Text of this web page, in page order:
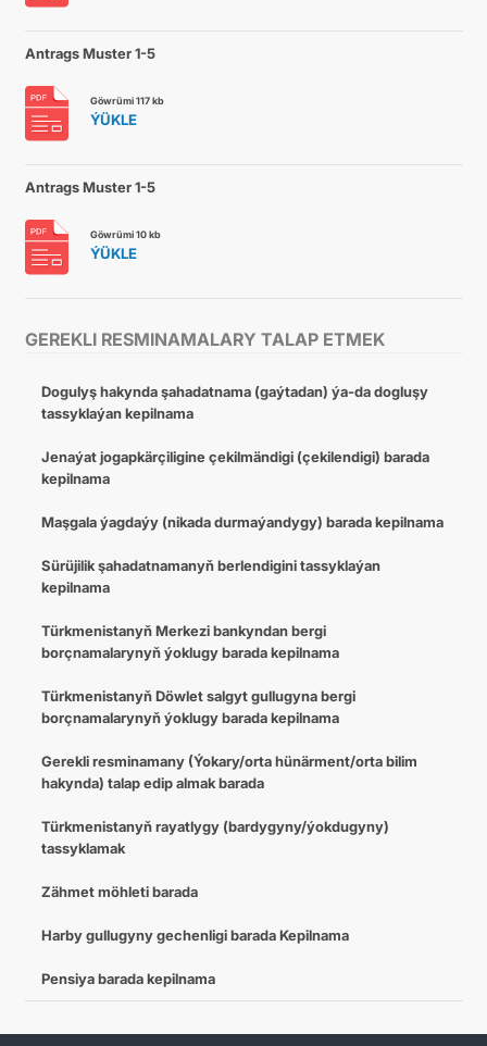
GEREKLI RESMINAMALARY TALAP ETMEK
Dogulyş hakynda şahadatnama (gaýtadan) ýa-da dogluşy
tassyklaýan kepilnama
Jenaýat jogapkärçiligine çekilmändigi (çekilendigi) barada
kepilnama
Maşgala ýagdaýy (nikada durmaýandygy) barada kepilnama
Sürüjilik şahadatnamanyň berlendigini tassyklaýan
kepilnama
Türkmenistanyň Merkezi bankyndan bergi
borçnamalarynyň ýoklugy barada kepilnama
Türkmenistanyň Döwlet salgyt gullugyna bergi
borçnamalarynyň ýoklugy barada kepilnama
Gerekli resminamany (Ýokary/orta hünärment/orta bilim
hakynda) talap edip almak barada
Türkmenistanyň rayatlygy (bardygyny/ýokdugyny)
tassyklamak
Zähmet möhleti barada
Harby gullugyny gechenligi barada Kepilnama
Pensiya barada kepilnama
Antrags Muster 1-5
Göwrümi 117 kb
ÝÜKLE
Antrags Muster 1-5
Göwrümi 10 kb
ÝÜKLE